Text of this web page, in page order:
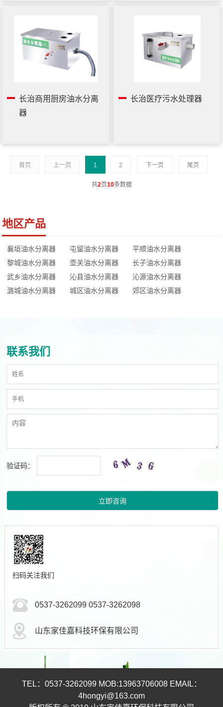
长治商用厨房油水分离
器
长治医疗污水处理器
首页 上一页 1 2 下一页 尾页
共2页10条数据
地区产品
襄垣油水分离器 屯留油水分离器
平顺油水分离器
黎城油水分离器
壶关油水分离器
长子油水分离器
武乡油水分离器
沁县油水分离器
沁源油水分离器
潞城油水分离器
城区油水分离器 郊区油水分离器
联系我们
验证码：
扫码关注我们
0537-3262099 0537-3262098
山东家佳嘉科技环保有限公司
TEL：0537-3262099 MOB:13963706008 EMAIL：
4hongyi@163.com